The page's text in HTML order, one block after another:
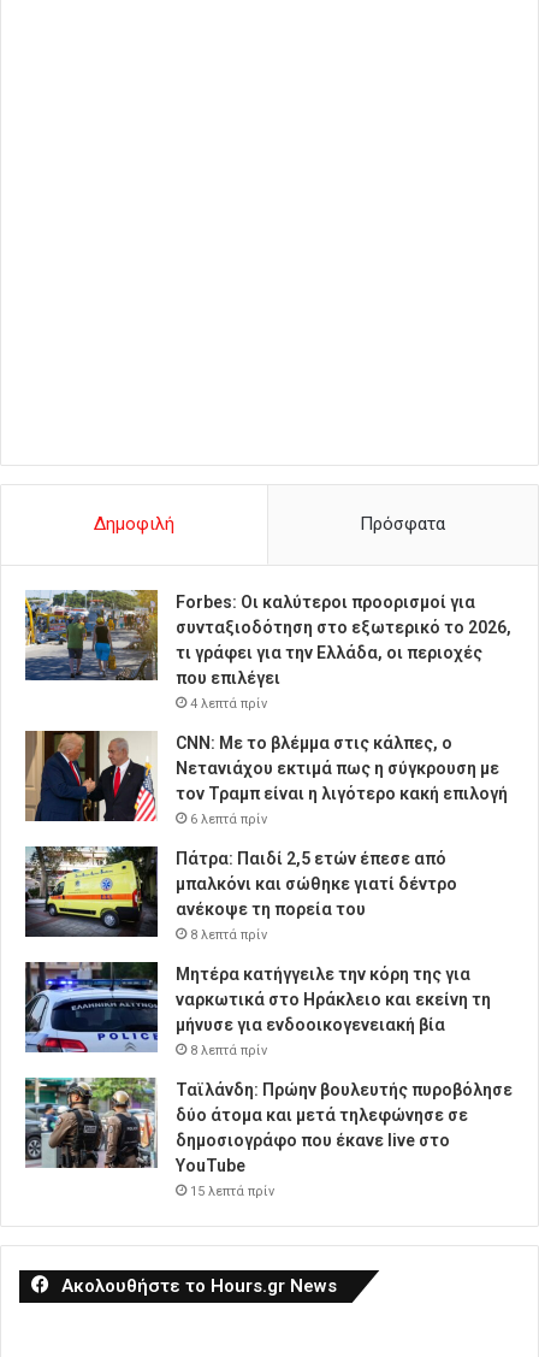
Δημοφιλή Πρόσφατα
Forbes: Οι καλύτεροι προορισμοί για
συνταξιοδότηση στο εξωτερικό το 2026,
τι γράφει για την Ελλάδα, οι περιοχές
που επιλέγει
4 λεπτά πρίν
CNN: Με το βλέμμα στις κάλπες, ο
Νετανιάχου εκτιμά πως η σύγκρουση με
τον Τραμπ είναι η λιγότερο κακή επιλογή
6 λεπτά πρίν
Πάτρα: Παιδί 2,5 ετών έπεσε από
μπαλκόνι και σώθηκε γιατί δέντρο
ανέκοψε τη πορεία του
8 λεπτά πρίν
Μητέρα κατήγγειλε την κόρη της για
ναρκωτικά στο Ηράκλειο και εκείνη τη
μήνυσε για ενδοοικογενειακή βία
8 λεπτά πρίν
Ταϊλάνδη: Πρώην βουλευτής πυροβόλησε
δύο άτομα και μετά τηλεφώνησε σε
δημοσιογράφο που έκανε live στο
YouTube
15 λεπτά πρίν
Ακολουθήστε το Hours.gr News